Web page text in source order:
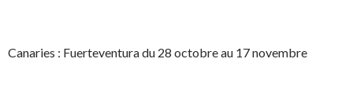
Canaries : Fuerteventura du 28 octobre au 17 novembre